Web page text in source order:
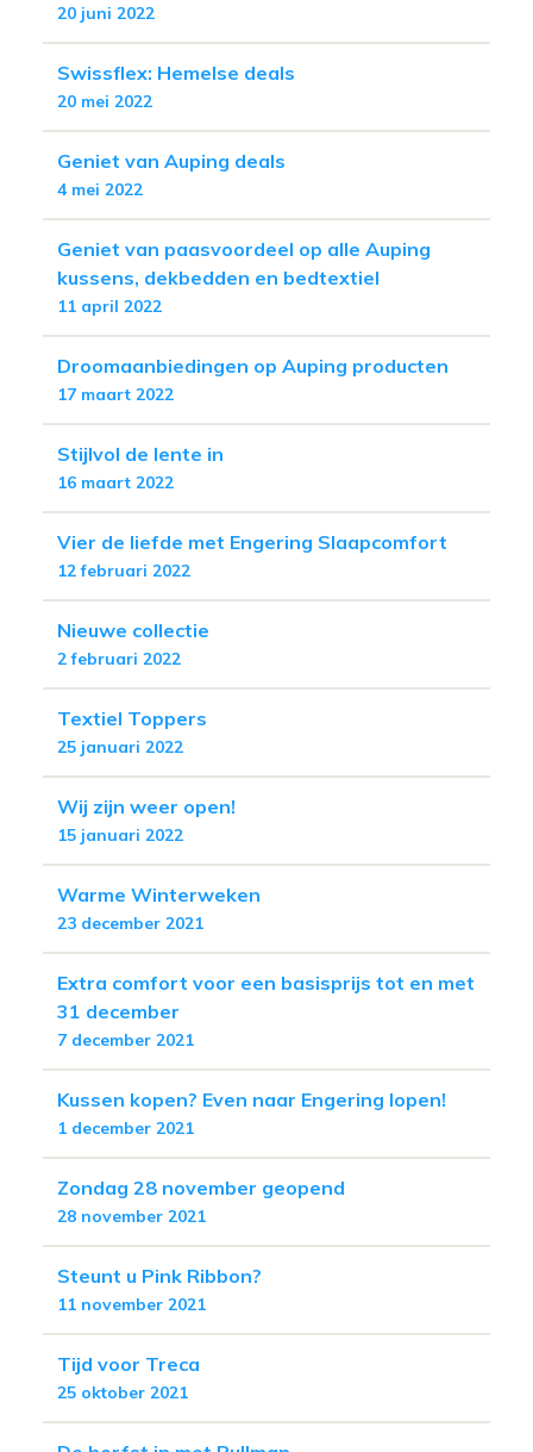
20 juni 2022
Swissflex: Hemelse deals
20 mei 2022
Geniet van Auping deals
4 mei 2022
Geniet van paasvoordeel op alle Auping
kussens, dekbedden en bedtextiel
11 april 2022
Droomaanbiedingen op Auping producten
17 maart 2022
Stijlvol de lente in
16 maart 2022
Vier de liefde met Engering Slaapcomfort
12 februari 2022
Nieuwe collectie
2 februari 2022
Textiel Toppers
25 januari 2022
Wij zijn weer open!
15 januari 2022
Warme Winterweken
23 december 2021
Extra comfort voor een basisprijs tot en met
31 december
7 december 2021
Kussen kopen? Even naar Engering lopen!
1 december 2021
Zondag 28 november geopend
28 november 2021
Steunt u Pink Ribbon?
11 november 2021
Tijd voor Treca
25 oktober 2021